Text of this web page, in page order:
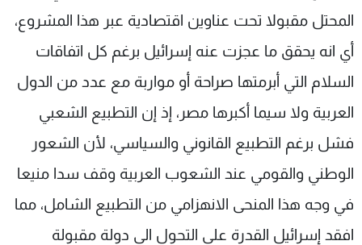
المحتل مقبولا تحت عناوين اقتصادية عبر هذا المشروع،
أي انه يحقق ما عجزت عنه إسرائيل برغم كل اتفاقات
السلام التي أبرمتها صراحة أو مواربة مع عدد من الدول
العربية ولا سيما أكبرها مصر، إذ إن التطبيع الشعبي
فشل برغم التطبيع القانوني والسياسي، لأن الشعور
الوطني والقومي عند الشعوب العربية وقف سدا منيعا
في وجه هذا المنحى الانهزامي من التطبيع الشامل، مما
افقد إسرائيل القدرة على التحول الى دولة مقبولة